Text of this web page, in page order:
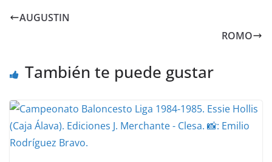
AUGUSTIN
ROMO
También te puede gustar